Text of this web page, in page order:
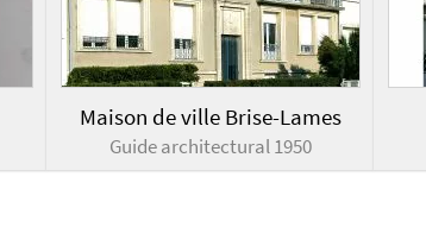
Maison de ville Brise-Lames
Guide architectural 1950